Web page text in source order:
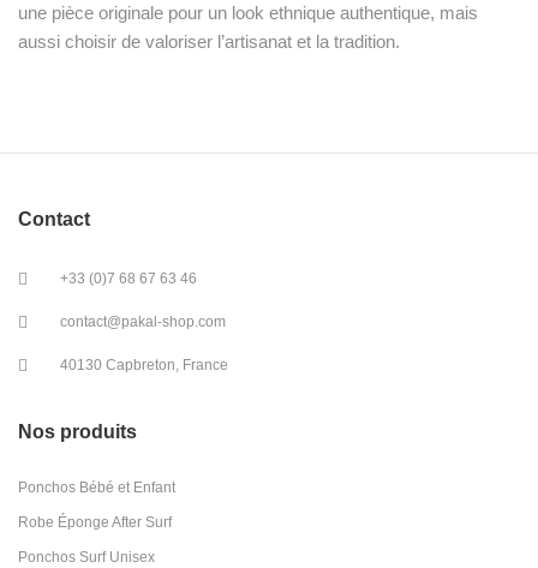
une pièce originale pour un look ethnique authentique, mais
aussi choisir de valoriser l’artisanat et la tradition.
Contact
+33 (0)7 68 67 63 46
contact@pakal-shop.com
40130 Capbreton, France
Nos produits
Ponchos Bébé et Enfant
Robe Éponge After Surf
Ponchos Surf Unisex